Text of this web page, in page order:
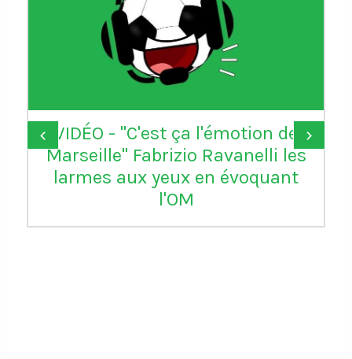
VIDÉO - "C'est ça l'émotion de
Marseille" Fabrizio Ravanelli les
larmes aux yeux en évoquant
l'OM
‹ ›